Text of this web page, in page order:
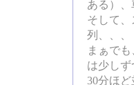
ある）、
そして
列、、、
まぁで
は少しず
30分ほど